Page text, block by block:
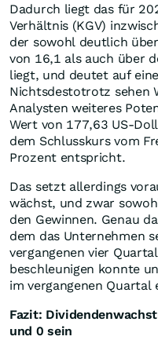
Dadurch liegt das für
Verhältnis (KGV)
der sowohl deutlich
von 16,1 als auch über
liegt, und deutet auf
Nichtsdestotrotz sehen
Analysten weiteres
Wert von 177,63 US-
dem Schlusskurs vom
Prozent entspricht.
Das setzt allerdings
wächst, und zwar
den Gewinnen. Genau
dem das Unternehmen
vergangenen vier
beschleunigen konnte
im vergangenen
Fazit:
und 0 sein